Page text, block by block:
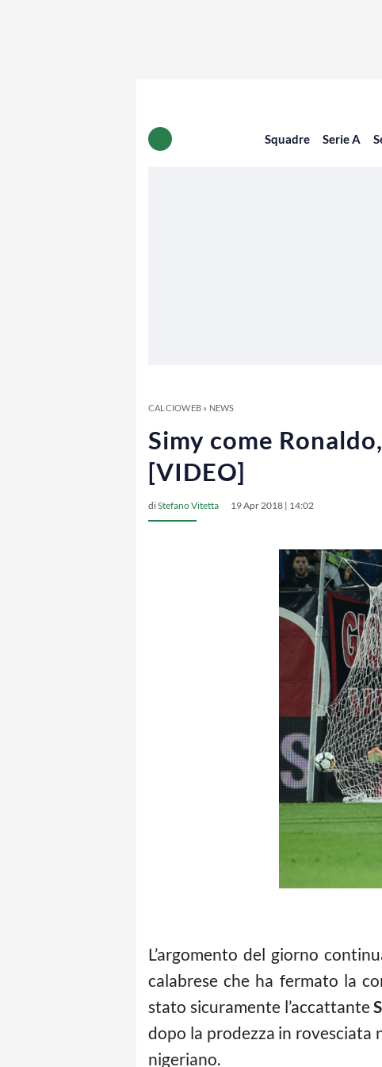
Squadre Serie A
CALCIOWEB» NEWS
Simy come
[VIDEO]
diStefano Vitetta 19 Apr 2018 | 14:02
L’argomento del giorno
calabrese che ha fermato la
stato sicuramente l’accattante
dopo la prodezza in rovesciata
nigeriano.